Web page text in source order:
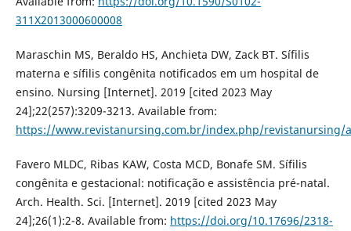
311X2013000600008
Maraschin MS, Beraldo HS, Anchieta DW, Zack BT. Sífilis
materna e sífilis congênita notificados em um hospital de
ensino. Nursing [Internet]. 2019 [cited 2023 May
24];22(257):3209-3213. Available from:
https://www.revistanursing.com.br/index.php/revistanursing/
Favero MLDC, Ribas KAW, Costa MCD, Bonafe SM. Sífilis
congênita e gestacional: notificação e assistência pré-natal.
Arch. Health. Sci. [Internet]. 2019 [cited 2023 May
24];26(1):2-8. Available from: https://doi.org/10.17696/2318-